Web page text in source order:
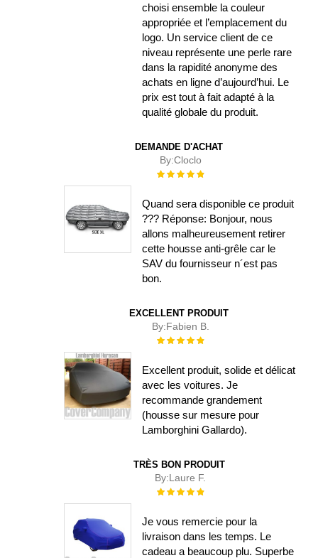
choisi ensemble la couleur
appropriée et l’emplacement du
logo. Un service client de ce
niveau représente une perle rare
dans la rapidité anonyme des
achats en ligne d’aujourd’hui. Le
prix est tout à fait adapté à la
qualité globale du produit.
DEMANDE D'ACHAT
By:Cloclo
Évaluation :
Quand sera disponible ce produit
??? Réponse: Bonjour, nous
allons malheureusement retirer
cette housse anti-grêle car le
SAV du fournisseur n´est pas
bon.
EXCELLENT PRODUIT
By:Fabien B.
Évaluation :
Excellent produit, solide et délicat
avec les voitures. Je
recommande grandement
(housse sur mesure pour
Lamborghini Gallardo).
TRÈS BON PRODUIT
By:Laure F.
Évaluation :
Je vous remercie pour la
livraison dans les temps. Le
cadeau a beaucoup plu. Superbe